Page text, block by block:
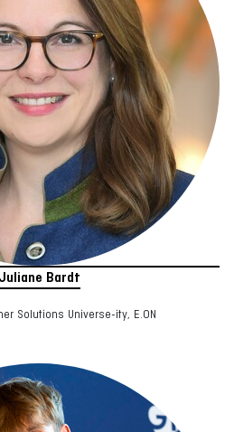
Juliane Bardt
Solutions Universe-ity, E.ON